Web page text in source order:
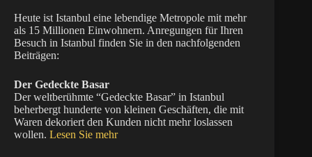
Heute ist Istanbul eine lebendige Metropole mit mehr
als 15 Millionen Einwohnern. Anregungen für Ihren
Besuch in Istanbul finden Sie in den nachfolgenden
Beiträgen:
Der Gedeckte Basar
Der weltberühmte “Gedeckte Basar” in Istanbul
beherbergt hunderte von kleinen Geschäften, die mit
Waren dekoriert den Kunden nicht mehr loslassen
wollen. Lesen Sie mehr